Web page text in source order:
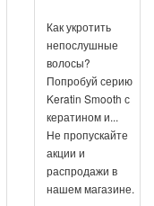
Как укротить
непослушные
волосы?
Попробуй серию
Keratin Smooth с
кератином и...
Не пропускайте
акции и
распродажи в
нашем магазине.